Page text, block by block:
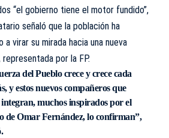
“el gobierno tiene el motor fundido”,
señaló que la población ha
a virar su mirada hacia una nueva
representada por la FP.
del Pueblo crece y crece cada
y estos nuevos compañeros que
integran, muchos inspirados por el
de Omar Fernández, lo confirman”,